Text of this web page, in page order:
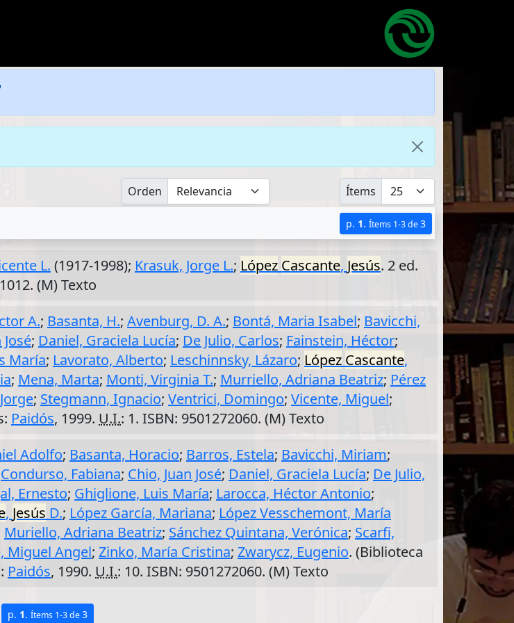
Orden Ítems
p. 1. Ítems 1-3 de3
L. (1917-1998); Krasuk, Jorge L.; López Cascante, Jesús. 2 ed.
(M) Texto
A.; Basanta, H.; Avenburg, D. A.; Bontá, Maria Isabel; Bavicchi,
José; Daniel, Graciela Lucía; De Julio, Carlos; Fainstein, Héctor;
María; Lavorato, Alberto; Leschinnsky, Lázaro; López Cascante,
; Mena, Marta; Monti, Virginia T.; Murriello, Adriana Beatriz; Pérez
; Stegmann, Ignacio; Ventrici, Domingo; Vicente, Miguel;
Paidós, 1999. U.I.: 1. ISBN: 9501272060. (M) Texto
Adolfo; Basanta, Horacio; Barros, Estela; Bavicchi, Miriam;
Condurso, Fabiana; Chio, Juan José; Daniel, Graciela Lucía; De Julio,
Ernesto; Ghiglione, Luis María; Larocca, Héctor Antonio;
, Jesús D.; López García, Mariana; López Vesschemont, María
Muriello, Adriana Beatriz; Sánchez Quintana, Verónica; Scarfi,
Miguel Angel; Zinko, María Cristina; Zwarycz, Eugenio. (Biblioteca
Paidós, 1990. U.I.: 10. ISBN: 9501272060. (M) Texto
p. 1. Ítems 1-3 de3